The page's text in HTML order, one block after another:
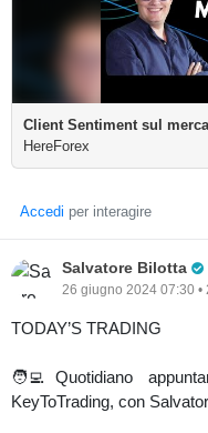
Client Sentiment sul
HereForex
Accedi per interagire
Salvatore Bilotta
26 giugno 2024 07:30 •
TODAY’S TRADING
🧑‍💻Quotidiano
KeyToTrading, con